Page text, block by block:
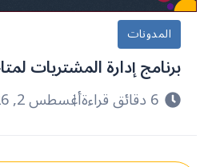
المدونات
برنامج إدارة المشتريات
6 دقائق قراءة أغسطس 2, 2026